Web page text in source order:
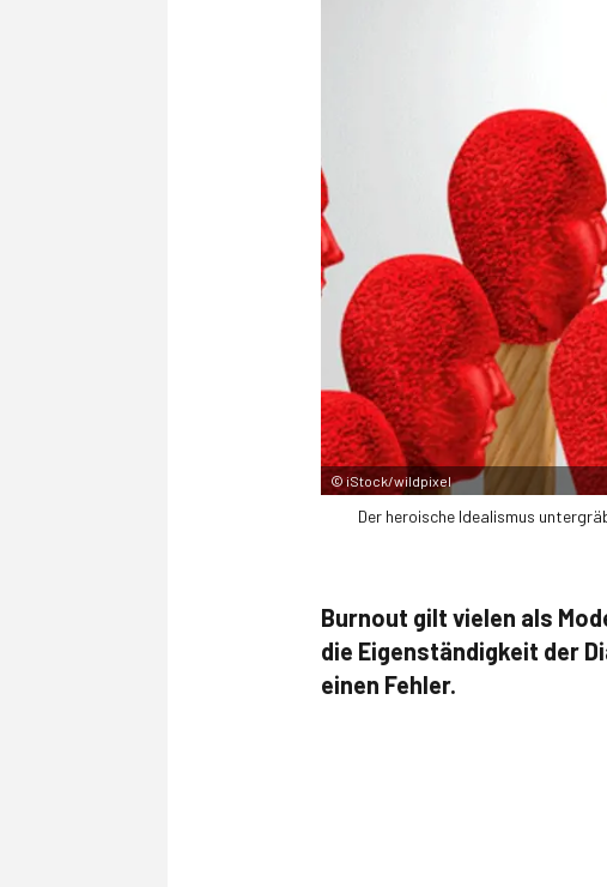
©iStock/wildpixel
Der heroische Idealismus
Burnout gilt vielen als
die Eigenständigkeit der
einen Fehler.